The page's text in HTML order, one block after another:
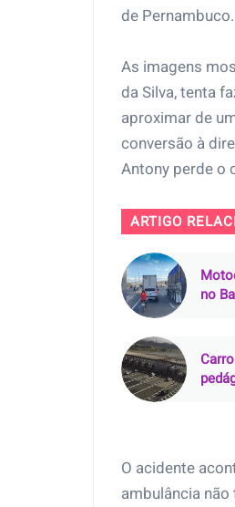
de Pernambuco.
As imagens
da Silva, tenta
aproximar de
conversão à
Antony perde o
ARTIGO
no
O acidente
ambulância